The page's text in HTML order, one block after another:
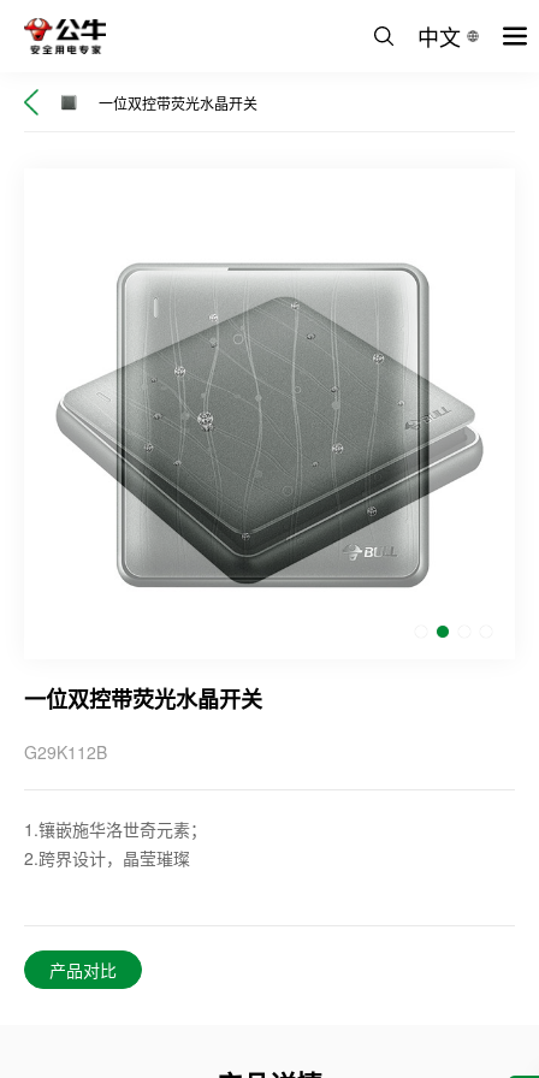
中文
一位双控带荧光水晶开关
一位双控带荧光水晶开关
G29K112B
1.镶嵌施华洛世奇元素；
2.跨界设计，晶莹璀璨
产品对比